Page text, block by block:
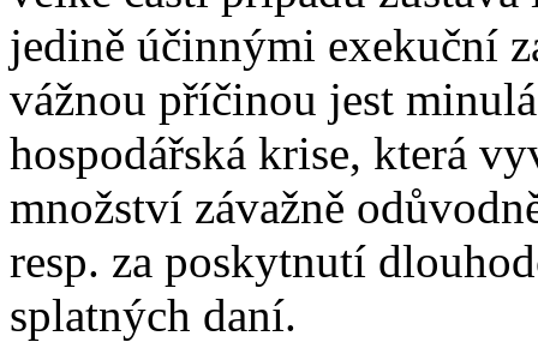
jedině účinnými exekuční
vážnou příčinou jest
hospodářská krise, která
množství závažně
resp. za poskytnutí
splatných daní.